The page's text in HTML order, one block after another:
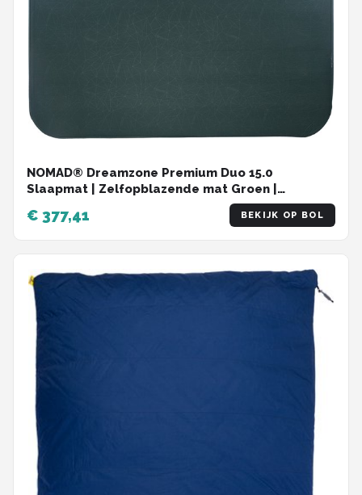
NOMAD® Dreamzone Premium Duo 15.0
Slaapmat | Zelfopblazende mat Groen |
198x150x15cm | Lichtgewicht & Kwalitatief | Incl
Hoes | Lichaam vormend materiaal
€ 377,41 BEKIJK OP BOL